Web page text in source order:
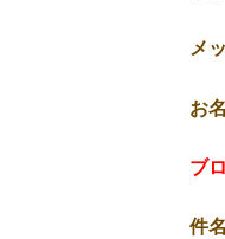
メッセージを
お名前・お電
ブ
件名に「SKY